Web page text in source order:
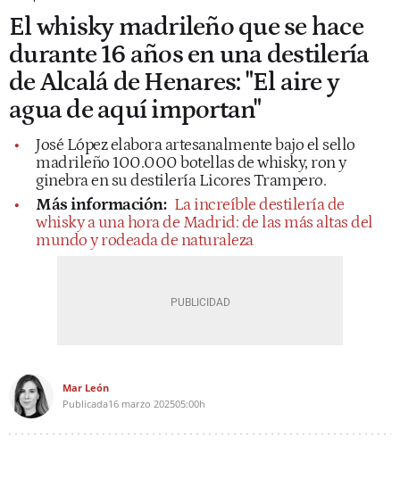
El whisky madrileño que se hace
durante 16 años en una destilería
de Alcalá de Henares: "El aire y
agua de aquí importan"
José López elabora artesanalmente bajo el sello
madrileño 100.000 botellas de whisky, ron y
ginebra en su destilería Licores Trampero.
Más información: La increíble destilería de
whisky a una hora de Madrid: de las más altas del
mundo y rodeada de naturaleza
Mar León
Publicada16 marzo 202505:00h